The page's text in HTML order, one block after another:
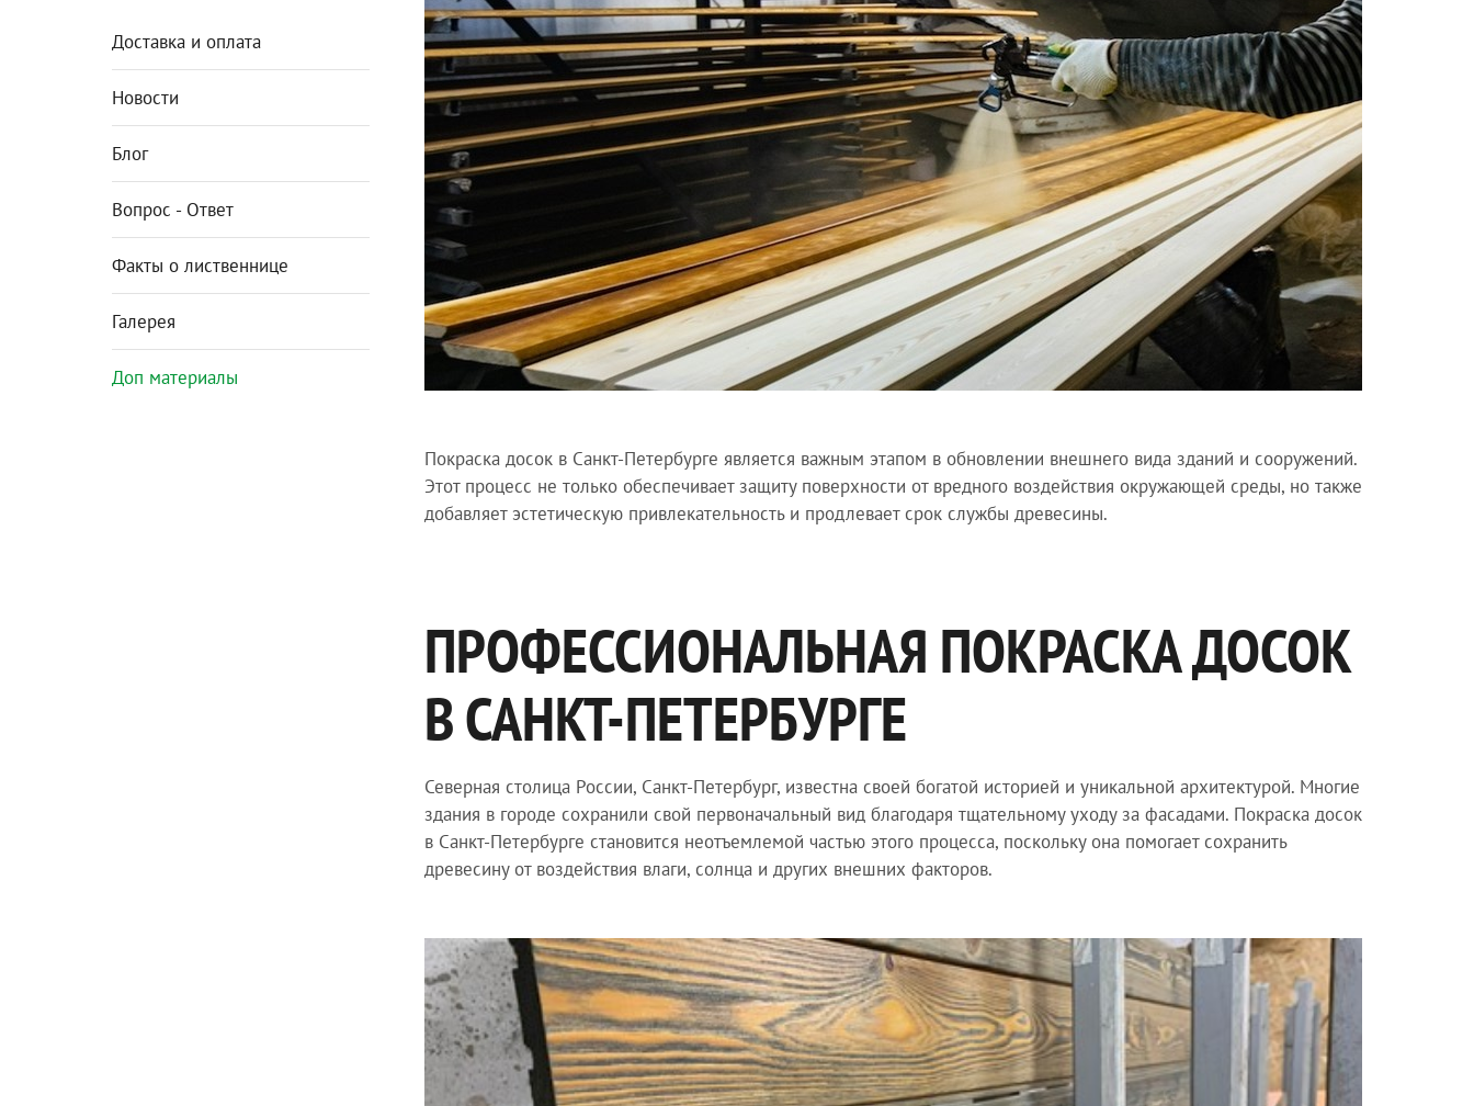
Доставка и оплата
Новости
Блог
Вопрос - Ответ
Факты о лиственнице
Галерея
Доп материалы
Покраска досок в Санкт-Петербурге является важным этапом в обновлении внешнего вида зданий и сооружений.
Этот процесс не только обеспечивает защиту поверхности от вредного воздействия окружающей среды, но также
добавляет эстетическую привлекательность и продлевает срок службы древесины.
ПРОФЕССИОНАЛЬНАЯ ПОКРАСКА ДОСОК
В САНКТ-ПЕТЕРБУРГЕ
Северная столица России, Санкт-Петербург, известна своей богатой историей и уникальной архитектурой. Многие
здания в городе сохранили свой первоначальный вид благодаря тщательному уходу за фасадами. Покраска досок
в Санкт-Петербурге становится неотъемлемой частью этого процесса, поскольку она помогает сохранить
древесину от воздействия влаги, солнца и других внешних факторов.